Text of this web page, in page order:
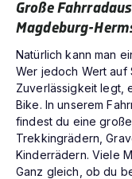
Große
Magdeburg-
Natürlich kann man
Wer jedoch Wert auf
Zuverlässigkeit legt,
Bike. In unserem
findest du eine
Trekkingrädern,
Kinderrädern. Viele
Ganz gleich, ob du